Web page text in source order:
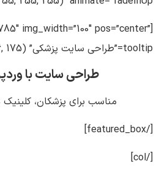
img_width=”100″ pos=”center”
tooltip=”طراحی سایت پزشکی” icon_color=”rgb(70, 166, 175)”]
طراحی سایت با
مناسب برای پزشکان، کلینیک
[/featured_box]
[/col]